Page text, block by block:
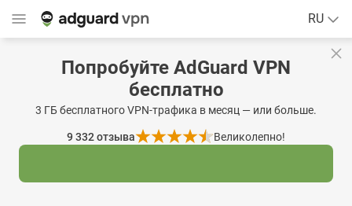
RU
Попробуйте AdGuard VPN
бесплатно
3 ГБ бесплатного VPN-трафика в месяц — или больше.
9 332отзыва Великолепно!